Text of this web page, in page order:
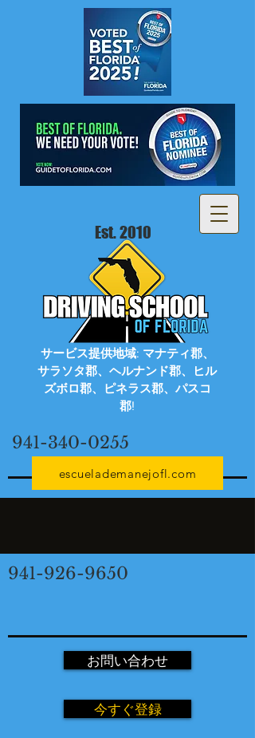
サービス提供地域: マナティ郡、
サラソタ郡、ヘルナンド郡、ヒル
ズボロ郡、ピネラス郡、パスコ
郡!
941-340-0255
Est. 2010
escuelademanejofl.com
941-926-9650
お問い合わせ
今すぐ登録